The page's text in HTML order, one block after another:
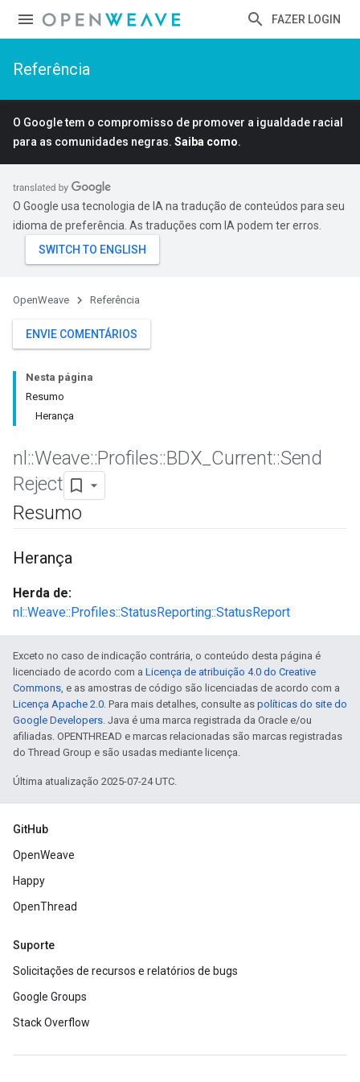
FAZER LOGIN
Referência
O Google tem o compromisso de promover a igualdade racial
para as comunidades negras. Saiba como.
O Google usa tecnologia de IA na tradução de conteúdos para seu
idioma de preferência. As traduções com IA podem ter erros.
OpenWeave Referência
ENVIE COMENTÁRIOS
Nesta página
Resumo
Herança
nl ::Weave::Profiles::BDX Current::Send
Reject
Resumo
Herança
Herda de:
nl::Weave::Profiles::StatusReporting::StatusReport
Exceto no caso de indicação contrária, o conteúdo desta página é
licenciado de acordo com a Licença de atribuição 4.0 do Creative
Commons, e as amostras de código são licenciadas de acordo com a
Licença Apache 2.0. Para mais detalhes, consulte as políticas do site do
Google Developers. Java é uma marca registrada da Oracle e/ou
afiliadas. OPENTHREAD e marcas relacionadas são marcas registradas
do Thread Group e são usadas mediante licença.
Última atualização 2025-07-24 UTC.
GitHub
OpenWeave
Happy
OpenThread
Suporte
Solicitações de recursos e relatórios de bugs
Google Groups
Stack Overflow